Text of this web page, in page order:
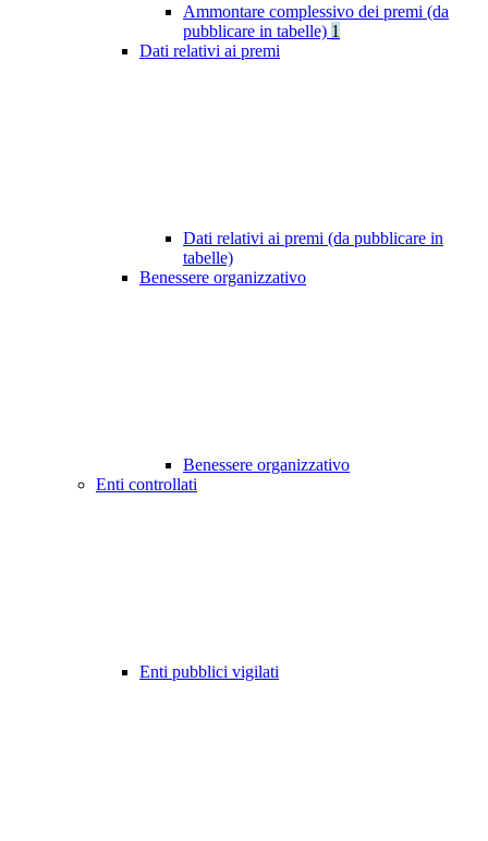
Ammontare complessivo dei premi (da
pubblicare in tabelle) 1
Dati relativi ai premi
Dati relativi ai premi (da pubblicare in
tabelle)
Benessere organizzativo
Benessere organizzativo
Enti controllati
Enti pubblici vigilati